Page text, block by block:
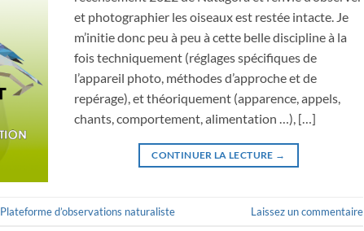
et photographier les oiseaux est restée intacte. Je
m’initie donc peu à peu à cette belle discipline à la
fois techniquement (réglages spécifiques de
l’appareil photo, méthodes d’approche et de
repérage), et théoriquement (apparence, appels,
chants, comportement, alimentation …), […]
CONTINUER LA LECTURE →
Plateforme d’observations naturaliste Laissez un commentaire